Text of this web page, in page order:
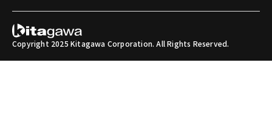
Copyright 2025 Kitagawa Corporation. All Rights Reserved.